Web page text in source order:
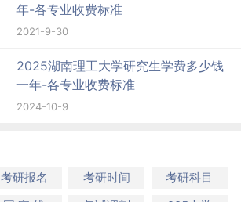
年-各专业收费标准
2021-9-30
2025湖南理工大学研究生学费多少钱
一年-各专业收费标准
2024-10-9
考研报名 考研时间
考研科目